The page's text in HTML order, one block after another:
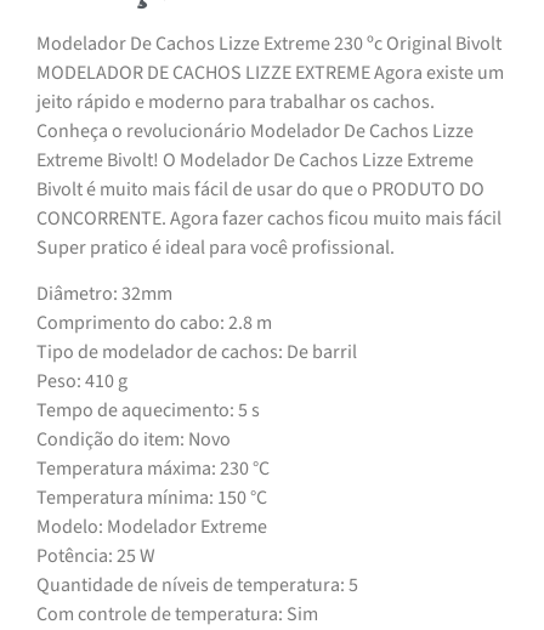
Modelador De Cachos Lizze Extreme 230 ºc Original Bivolt
MODELADOR DE CACHOS LIZZE EXTREME Agora existe um
jeito rápido e moderno para trabalhar os cachos.
Conheça o revolucionário Modelador De Cachos Lizze
Extreme Bivolt! O Modelador De Cachos Lizze Extreme
Bivolt é muito mais fácil de usar do que o PRODUTO DO
CONCORRENTE. Agora fazer cachos ficou muito mais fácil
Super pratico é ideal para você profissional.
Diâmetro: 32mm
Comprimento do cabo: 2.8 m
Tipo de modelador de cachos: De barril
Peso: 410 g
Tempo de aquecimento: 5 s
Condição do item: Novo
Temperatura máxima: 230 °C
Temperatura mínima: 150 °C
Modelo: Modelador Extreme
Potência: 25 W
Quantidade de níveis de temperatura: 5
Com controle de temperatura: Sim